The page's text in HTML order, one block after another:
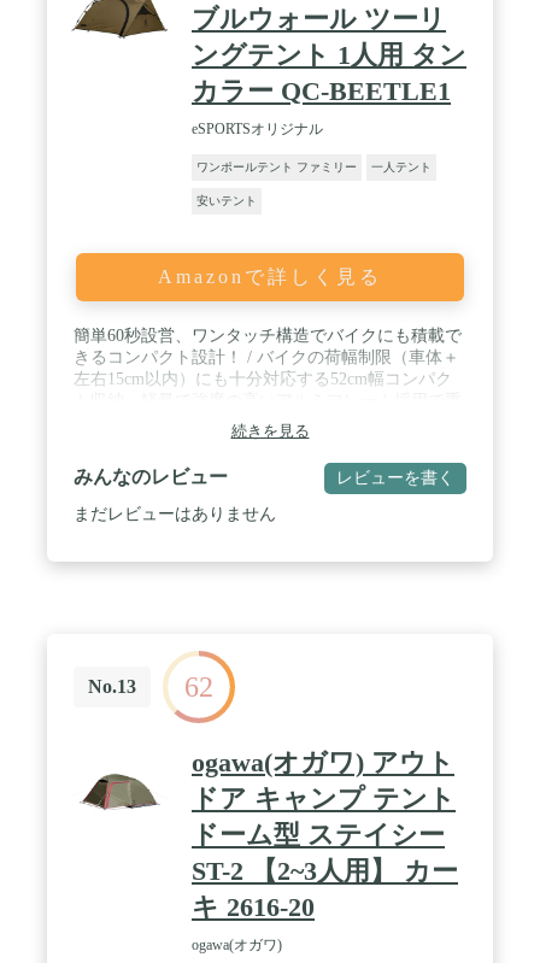
品だから、ご安心して購入してください。 ご購入後
12ヶ月のメーカー保証が付いておりますので、使用
中に何かお気付き点やお問い合わせがございました
ら、お気軽に弊社までご連絡ください。
ブルウォール ツーリ
ングテント 1人用 タン
カラー QC-BEETLE1
eSPORTSオリジナル
ワンポールテント ファミリー 一人テント
安いテント
Amazonで詳しく見る
簡単60秒設営、ワンタッチ構造でバイクにも積載で
きるコンパクト設計！ / バイクの荷幅制限（車体＋
左右15cm以内）にも十分対応する52cm幅コンパク
量わずか3kg。 / 圧迫感のない広々室内。居住性を
高める追加フレーム。 / 軽量で強度の高いアルミフ
レーム採用。自立するので避難時の室内利用にも対
応。 / 結露を防ぐインナーテント付き。
続きを見る
みんなのレビュー レビューを書く
まだレビューはありません
No.13 62
ogawa(オガワ) アウト
ドア キャンプ テント
ドーム型 ステイシー
ST-2 【2~3人用】 カー
キ 2616-20
ogawa(オガワ)